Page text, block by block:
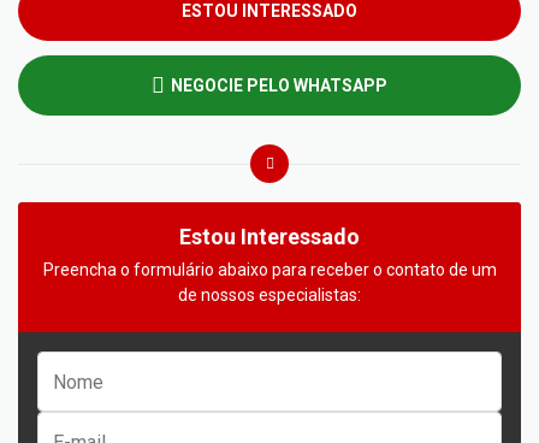
ESTOU INTERESSADO
NEGOCIE PELO WHATSAPP
Estou Interessado
Preencha o formulário abaixo para receber o contato de um
de nossos especialistas: